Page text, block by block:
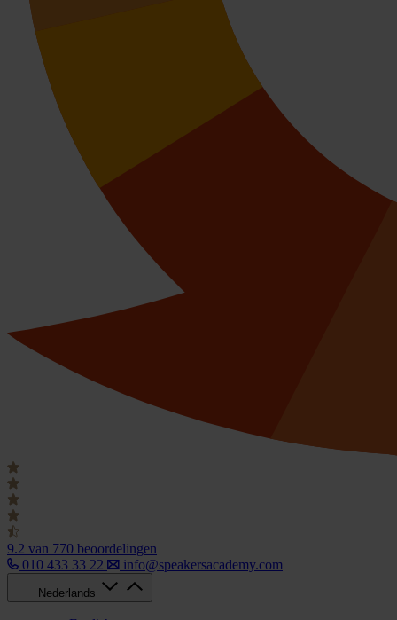
9.2 van 770 beoordelingen
010 433 33 22
info@speakersacademy.com
Nederlands